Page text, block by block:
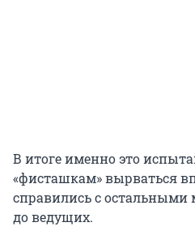
В итоге именно это
«фисташкам» вырваться
справились с остальными
до ведущих.